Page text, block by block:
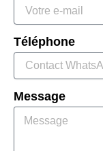
Téléphone
Message